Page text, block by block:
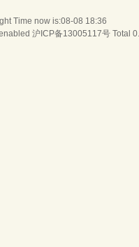
Time now is:08-08 18:36
沪ICP备13005117号 Total